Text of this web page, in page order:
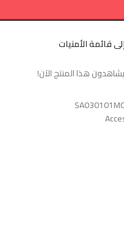
قائمة الأمنيات
هذا المنتج الآن!